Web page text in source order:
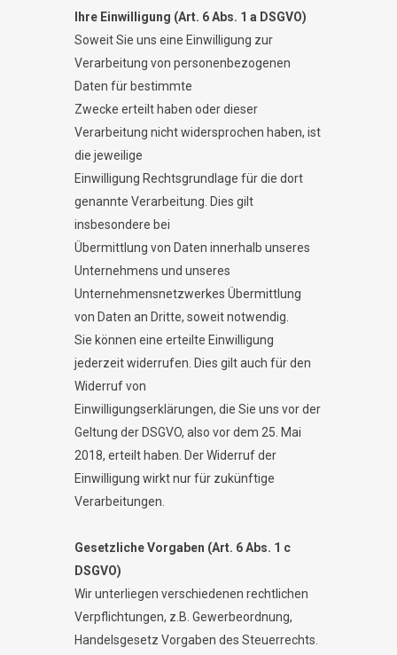
Ihre Einwilligung (Art. 6 Abs. 1 a DSGVO)
Soweit Sie uns eine Einwilligung zur
Verarbeitung von personenbezogenen
Daten für bestimmte
Zwecke erteilt haben oder dieser
Verarbeitung nicht widersprochen haben, ist
die jeweilige
Einwilligung Rechtsgrundlage für die dort
genannte Verarbeitung. Dies gilt
insbesondere bei
Übermittlung von Daten innerhalb unseres
Unternehmens und unseres
Unternehmensnetzwerkes Übermittlung
von Daten an Dritte, soweit notwendig.
Sie können eine erteilte Einwilligung
jederzeit widerrufen. Dies gilt auch für den
Widerruf von
Einwilligungserklärungen, die Sie uns vor der
Geltung der DSGVO, also vor dem 25. Mai
2018, erteilt haben. Der Widerruf der
Einwilligung wirkt nur für zukünftige
Verarbeitungen.
Gesetzliche Vorgaben (Art. 6 Abs. 1 c
DSGVO)
Wir unterliegen verschiedenen rechtlichen
Verpflichtungen, z.B. Gewerbeordnung,
Handelsgesetz Vorgaben des Steuerrechts.